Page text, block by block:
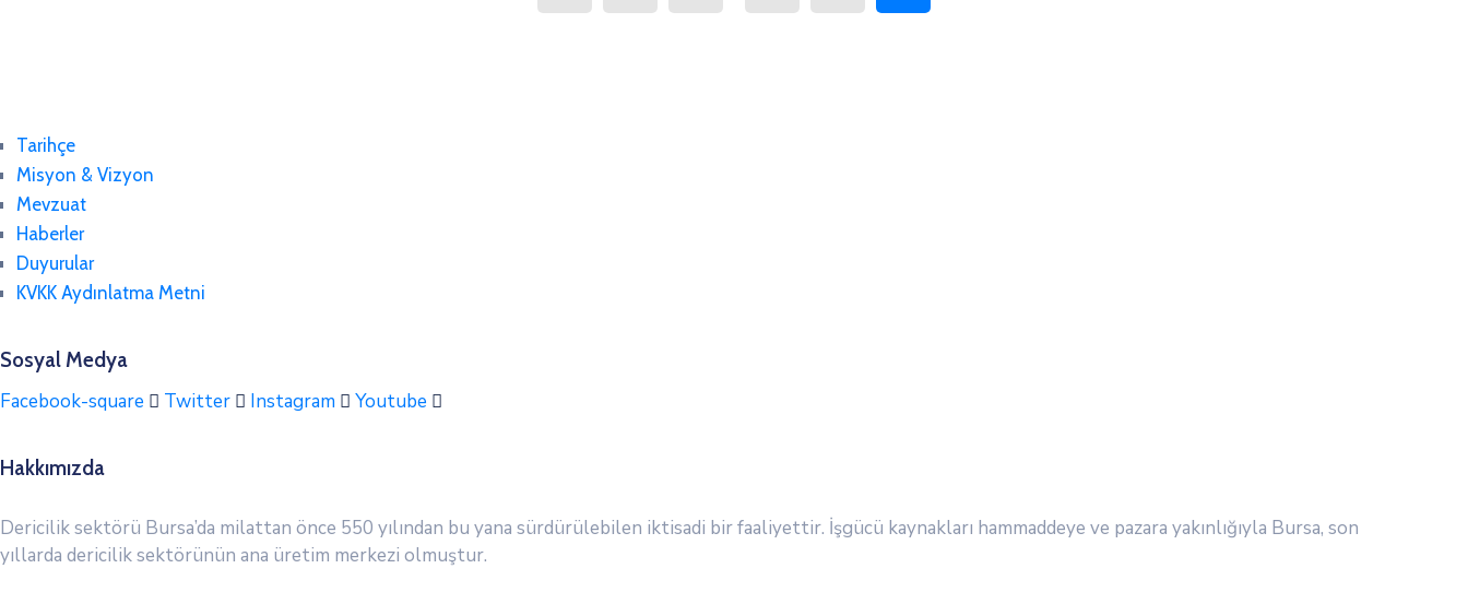
Tarihçe
Misyon & Vizyon
Mevzuat
Haberler
Duyurular
KVKK Aydınlatma Metni
Sosyal Medya
Facebook-square
Twitter Instagram Youtube
Hakkımızda
Dericilik sektörü Bursa’da milattan önce 550 yılından bu yana sürdürülebilen iktisadi bir faaliyettir. İşgücü kaynakları hammaddeye ve pazara yakınlığıyla Bursa, son
yıllarda dericilik sektörünün ana üretim merkezi olmuştur.